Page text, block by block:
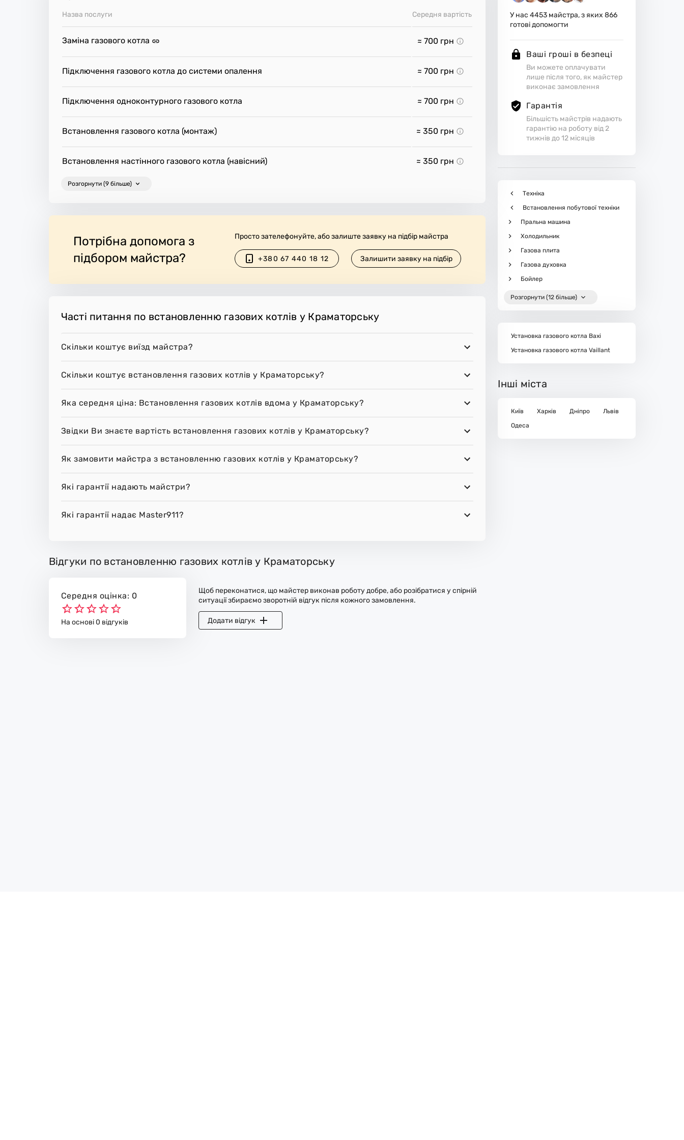
боче місце.
У нас4453 майстра, з яких866
готові допомогти
Ваші гроші в безпеці
Ви можете оплачувати
лише після того, як майстер
виконає замовлення
Гарантія
Більшість майстрів надають
гарантію на роботу від 2
тижнів до 12 місяців
Техніка
Встановлення побутової техніки
Пральна машина
Холодильник
Газова плита
Газова духовка
Бойлер
Розгорнути (12 більше)
Установка газового котла Baxi
Установка газового котла Vaillant
Інші міста
Київ Харків Дніпро
Львів
Одеса
Назва послуги Середня вартість
Заміна газового котла ≈ 700 грн
Підключення газового котла до системи опалення ≈ 700 грн
Підключення одноконтурного газового котла ≈ 700 грн
Встановлення газового котла (монтаж) ≈ 350 грн
Встановлення настінного газового котла (навісний) ≈ 350 грн
Розгорнути (9 більше)
Потрібна допомога з
підбором майстра?
Просто зателефонуйте, або залиште заявку на підбір майстра
+380 67 440 18 12 Залишити заявку на підбір
Часті питання по встановленню газових котлів у Краматорську
Скільки коштує виїзд майстра?
Скільки коштує встановлення газових котлів у Краматорську?
Яка середня ціна: Встановлення газових котлів вдома у Краматорську?
Звідки Ви знаєте вартість встановлення газових котлів у Краматорську?
Як замовити майстра з встановленню газових котлів у Краматорську?
Які гарантії надають майстри?
Які гарантії надає Master911?
Відгуки по встановленню газових котлів у Краматорську
Середня оцінка: 0
На основі 0 відгуків
Щоб переконатися, що майстер виконав роботу добре, або розібратися у спірній
ситуації збираємо зворотній відгук після кожного замовлення.
Додати відгук